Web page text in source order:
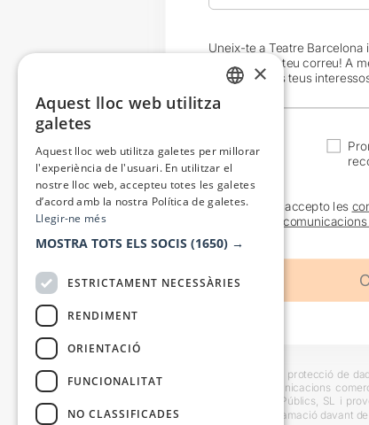
Uneix-te a Teatre
exclusives al teu correu! A
en funció dels teus
Actualitat
He llegit i accepto les
Informació bàsica sobre protecció de
usuaris i trametre comunicacions
Destinataris: Escenes i Públics, SL i
També es pot instar reclamació davant de
×
Aquest lloc web utilitza
galetes
Aquest lloc web utilitza galetes per millorar
l'experiència de l'usuari. En utilitzar el
nostre lloc web, accepteu totes les galetes
d’acord amb la nostra Política de galetes.
Llegir-ne més
MOSTRA TOTS ELS SOCIS (1650) →
ESTRICTAMENT NECESSÀRIES
RENDIMENT
ORIENTACIÓ
FUNCIONALITAT
NO CLASSIFICADES